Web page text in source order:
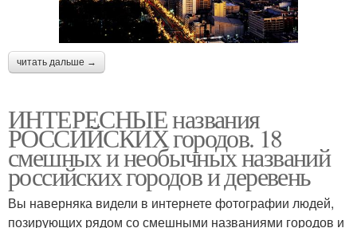
читать дальше →
ИНТЕРЕСНЫЕ названия
РОССИЙСКИХ городов. 18
смешных и необычных названий
российских городов и деревень
Вы наверняка видели в интернете фотографии людей,
позирующих рядом со смешными названиями городов и